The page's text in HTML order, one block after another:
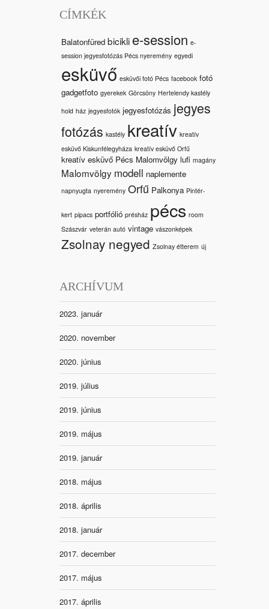
CÍMKÉK
Balatonfüred bicikli e-session e-
session jegyesfotózás Pécs nyeremény egyedi
esküvő esküvői fotó Pécs facebook fotó
gadgetfoto gyerekek Görcsöny Hertelendy kastély
hold ház jegyesfotók jegyesfotózás jegyes
fotózás kastély kreatív kreatív
esküvő Kiskunfélegyháza kreatív esküvő Orfű
kreatív esküvő Pécs Malomvölgy lufi magány
Malomvölgy modell naplemente
napnyugta nyeremény Orfű Palkonya Pintér-
kert pipacs portfólió présház pécs room
Szászvár veterán autó vintage vászonképek
Zsolnay negyed Zsolnay étterem új
ARCHÍVUM
2023. január
2020. november
2020. június
2019. július
2019. június
2019. május
2019. január
2018. május
2018. április
2018. január
2017. december
2017. május
2017. április